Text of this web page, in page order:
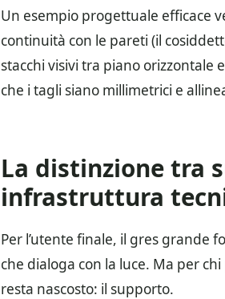
Un esempio progettuale efficace
continuità con le pareti (il
stacchi visivi tra piano orizzontale
che i tagli siano millimetrici e
La distinzione tra
infrastruttura
Per l’utente finale, il gres grande
che dialoga con la luce. Ma per
resta nascosto: il supporto.